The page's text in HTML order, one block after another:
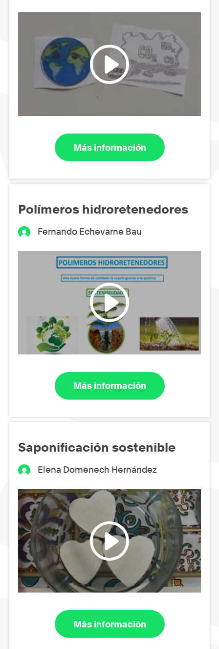
Más información
Polímeros hidroretenedores
Fernando Echevarne Bau
Más información
Saponificación sostenible
Elena Domenech Hernández
Más información